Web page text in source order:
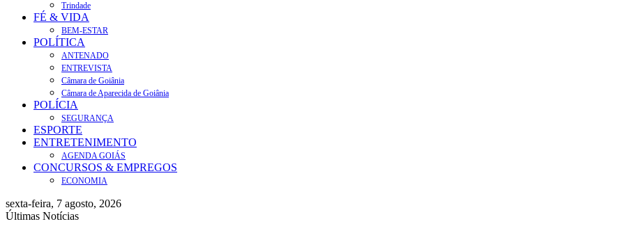
Trindade
FÉ & VIDA
BEM-ESTAR
POLÍTICA
ANTENADO
ENTREVISTA
Câmara de Goiânia
Câmara de Aparecida de Goiânia
POLÍCIA
SEGURANÇA
ESPORTE
ENTRETENIMENTO
AGENDA GOIÁS
CONCURSOS & EMPREGOS
ECONOMIA
sexta-feira, 7 agosto, 2026
Últimas Notícias